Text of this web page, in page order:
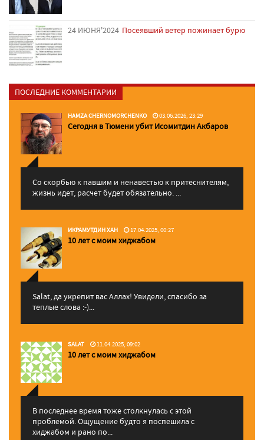
24 ИЮНЯ'2024 Посеявший ветер пожинает бурю
ПОСЛЕДНИЕ КОММЕНТАРИИ
HAMZA CHERNOMORCHENKO 03.06.2026, 23:29
Сегодня в Тюмени убит Исомитдин Акбаров
Со скорбью к павшим и ненавестью к притеснителям,
жизнь идет, расчет будет обязательно. ...
ИКРАМУТДИН ХАН 17.04.2025, 00:27
10 лет с моим хиджабом
Salat, да укрепит вас Аллаx! Увидели, спасибо за
теплые слова :-)...
SALAT 11.04.2025, 09:02
10 лет с моим хиджабом
В последнее время тоже столкнулась с этой
проблемой. Ощущение будто я поспешила с
хиджабом и рано по...